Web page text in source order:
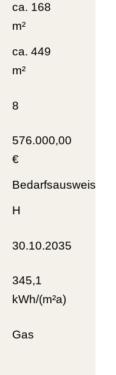
ca. 168
m²
ca. 449
m²
8
576.000,00
€
Bedarfsausweis
H
30.10.2035
345,1
kWh/(m²a)
Gas